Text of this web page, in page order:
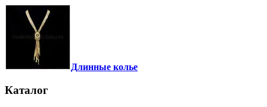
Длинные колье
Каталог